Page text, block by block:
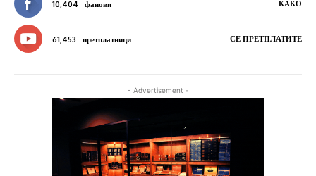
10,404 фанови КАКО
61,453 претплатници СЕ ПРЕТПЛАТИТЕ
- Advertisement -